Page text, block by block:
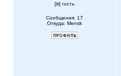
[ ] гость
Сообщения: 17
Откуда: Mensk